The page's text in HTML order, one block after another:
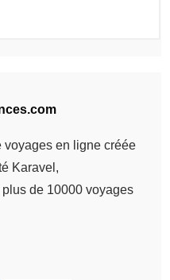
voyages en ligne créée
Karavel,
de 10000 voyages